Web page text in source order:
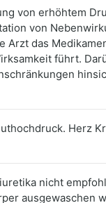
von erhöhtem
von
das
führt.
Herz
nicht
ausgewaschen